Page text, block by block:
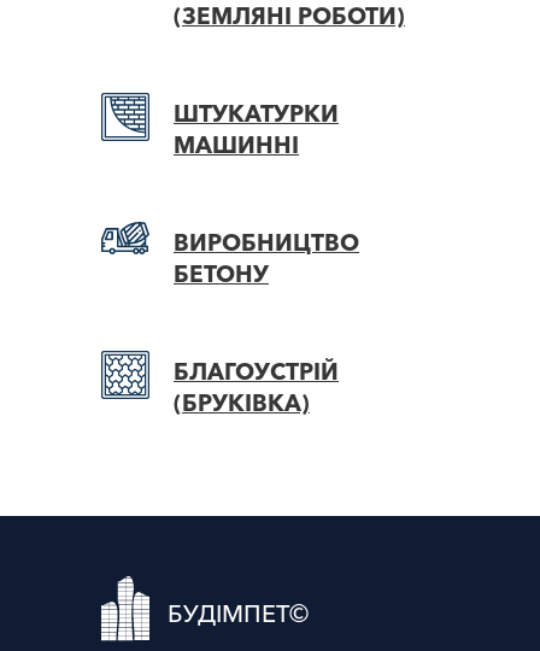
(ЗЕМЛЯНІ РОБОТИ)
ШТУКАТУРКИ
МАШИННІ
ВИРОБНИЦТВО
БЕТОНУ
БЛАГОУСТРІЙ
(БРУКІВКА)
БУДІМПЕТ©